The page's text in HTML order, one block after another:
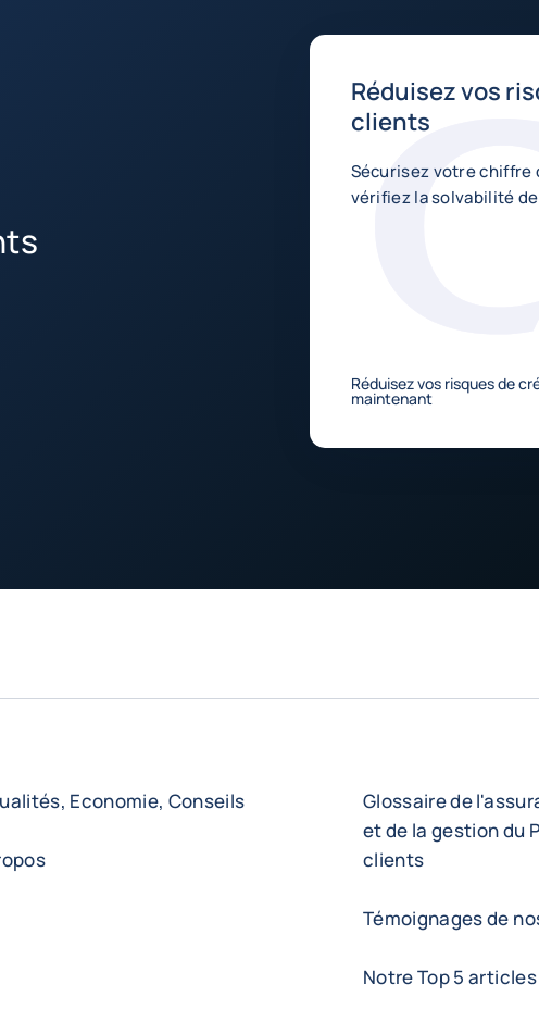
Réduisez vos
clients
Sécurisez votre chiffre
vérifiez la solvabilité
Réduisez vos risques de
maintenant
Economie, Conseils
Glossaire de
et de la gestion du
clients
Témoignages de
Notre Top 5 articles